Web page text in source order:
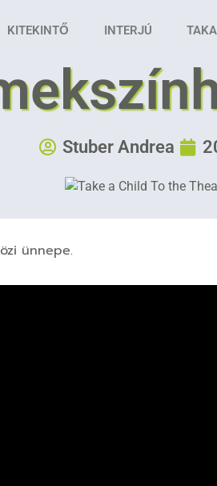
KITEKINTŐ INTERJÚ
Stuber Andrea
ünnepe.